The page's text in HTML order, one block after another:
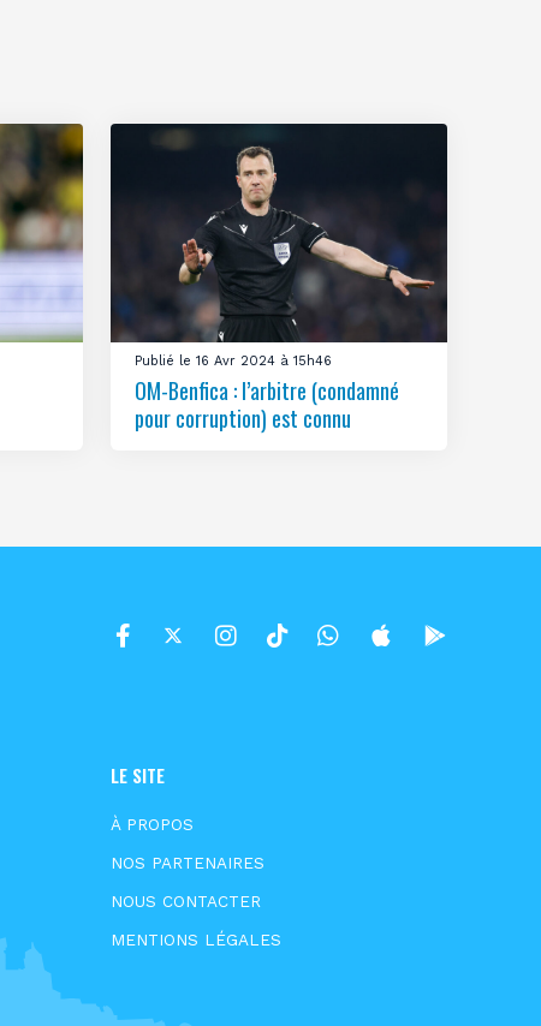
Publié le 16 Avr 2024 à 15h46
OM-Benfica : l’arbitre (condamné
pour corruption) est connu
LE SITE
À PROPOS
NOS PARTENAIRES
NOUS CONTACTER
MENTIONS LÉGALES